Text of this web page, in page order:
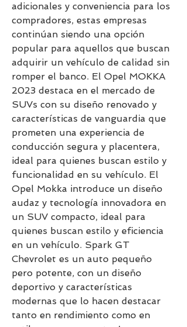
adicionales y conveniencia para los
compradores, estas empresas
continúan siendo una opción
popular para aquellos que buscan
adquirir un vehículo de calidad sin
romper el banco. El Opel MOKKA
2023 destaca en el mercado de
SUVs con su diseño renovado y
características de vanguardia que
prometen una experiencia de
conducción segura y placentera,
ideal para quienes buscan estilo y
funcionalidad en su vehículo. El
Opel Mokka introduce un diseño
audaz y tecnología innovadora en
un SUV compacto, ideal para
quienes buscan estilo y eficiencia
en un vehículo. Spark GT
Chevrolet es un auto pequeño
pero potente, con un diseño
deportivo y características
modernas que lo hacen destacar
tanto en rendimiento como en